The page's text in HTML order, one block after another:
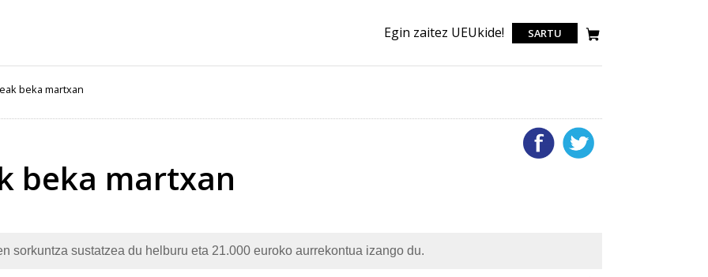
Egin zaitez UEUkide! SARTU
beka martxan
beka martxan
sorkuntza sustatzea du helburu eta 21.000 euroko aurrekontua izango du.